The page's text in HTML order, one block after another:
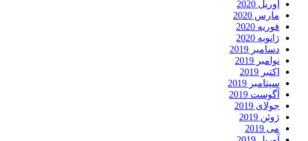
آوریل 2020
مارس 2020
فوریه 2020
ژانویه 2020
دسامبر 2019
نوامبر 2019
اکتبر 2019
سپتامبر 2019
آگوست 2019
جولای 2019
ژوئن 2019
می 2019